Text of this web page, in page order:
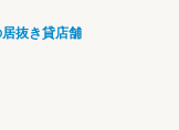
抜き貸店舗